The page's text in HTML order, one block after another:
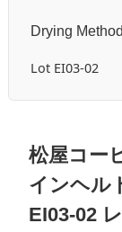
Drying
Lot EI03-02
松屋コー
インヘル
EI03-02